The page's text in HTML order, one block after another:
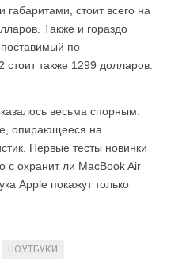
стоит всего на
Также и гораздо
по
стоит также 1299 долларов.
весьма спорным.
опирающееся на
Первые тесты новинки
с охранит ли MacBook Air
Apple покажут только
НОУТБУКИ